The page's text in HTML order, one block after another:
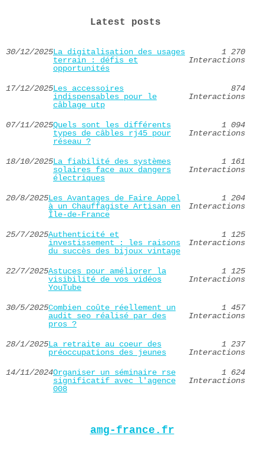
Latest posts
30/12/2025La digitalisation des usages
terrain : défis et
opportunités
1 270
Interactions
17/12/2025Les accessoires
indispensables pour le
câblage utp
874
Interactions
07/11/2025Quels sont les différents
types de câbles rj45 pour
réseau ?
1 094
Interactions
18/10/2025La fiabilité des systèmes
solaires face aux dangers
électriques
1 161
Interactions
20/8/2025Les Avantages de Faire Appel
à un Chauffagiste Artisan en
Île-de-France
1 204
Interactions
25/7/2025Authenticité et
investissement : les raisons
du succès des bijoux vintage
1 125
Interactions
22/7/2025Astuces pour améliorer la
visibilité de vos vidéos
YouTube
1 125
Interactions
30/5/2025Combien coûte réellement un
audit seo réalisé par des
pros ?
1 457
Interactions
28/1/2025La retraite au coeur des
préoccupations des jeunes
1 237
Interactions
14/11/2024Organiser un séminaire rse
significatif avec l'agence
008
1 624
Interactions
amg-france.fr